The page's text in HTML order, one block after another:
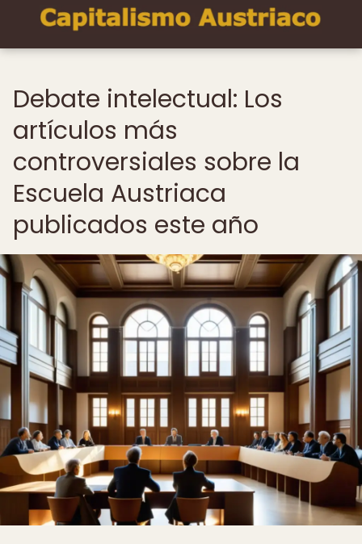
Debate intelectual: Los
artículos más
controversiales sobre la
Escuela Austriaca
publicados este año